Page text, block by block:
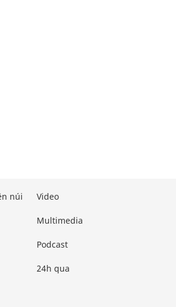
núi Video
Multimedia
Podcast
24h qua